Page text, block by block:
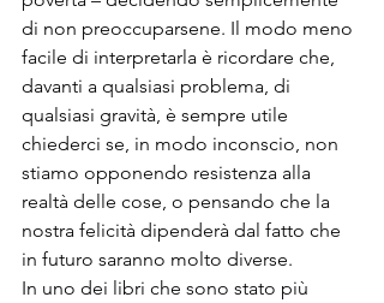
di non preoccuparsene. Il modo meno
facile di interpretarla è ricordare che,
davanti a qualsiasi problema, di
qualsiasi gravità, è sempre utile
chiederci se, in modo inconscio, non
stiamo opponendo resistenza alla
realtà delle cose, o pensando che la
nostra felicità dipenderà dal fatto che
in futuro saranno molto diverse.
In uno dei libri che sono stato più